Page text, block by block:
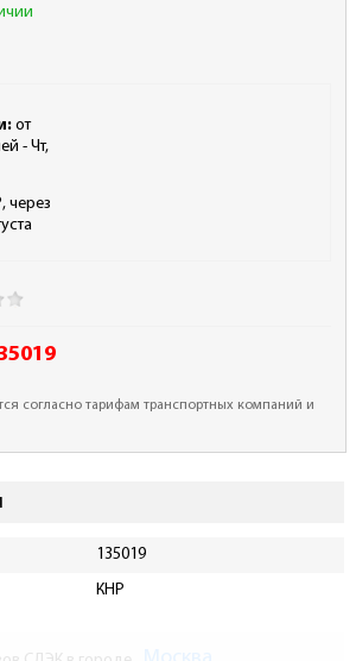
от
- Чт,
, через
согласно тарифам транспортных компаний и
135019
КНР